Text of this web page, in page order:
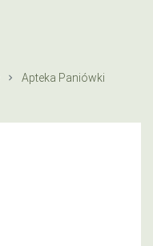
Apteka Paniówki